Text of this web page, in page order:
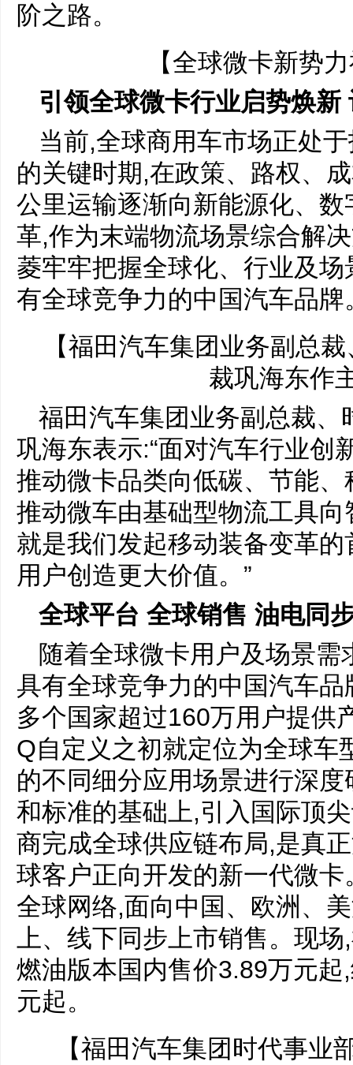
阶之路。
【全球微卡新势
引领全球微卡行业启势焕新
当前,全球商用车市场正处
的关键时期,在政策、路权、
公里运输逐渐向新能源化、
革,作为末端物流场景综合解
菱牢牢把握全球化、行业及
有全球竞争力的中国汽车品牌
【福田汽车集团业务副总
裁巩海东作
福田汽车集团业务副总裁
巩海东表示:“面对汽车行业创
推动微卡品类向低碳、节能
推动微车由基础型物流工具
就是我们发起移动装备变革
用户创造更大价值。”
全球平台 全球销售 油电同
随着全球微卡用户及场景
具有全球竞争力的中国汽车
多个国家超过160万用户提供
Q自定义之初就定位为全球车
的不同细分应用场景进行深
和标准的基础上,引入国际顶
商完成全球供应链布局,是真
球客户正向开发的新一代微
全球网络,面向中国、欧洲、
上、线下同步上市销售。现
燃油版本国内售价3.89万元
元起。
【福田汽车集团时代事业